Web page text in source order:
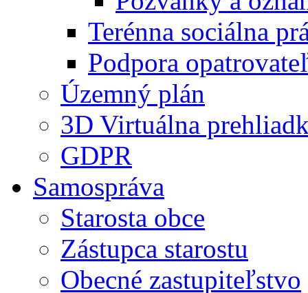
Terénna sociálna
Podpora
Územný plán
3D Virtuálna
GDPR
Samospráva
Starosta obce
Zástupca starostu
Obecné zastupiteľstvo